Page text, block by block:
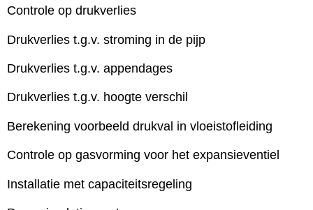
Controle op drukverlies
Drukverlies t.g.v. stroming in de pijp
Drukverlies t.g.v. appendages
Drukverlies t.g.v. hoogte verschil
Berekening voorbeeld drukval in vloeistofleiding
Controle op gasvorming voor het expansieventiel
Installatie met capaciteitsregeling